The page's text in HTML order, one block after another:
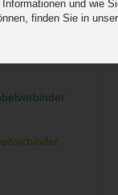
und wie
finden Sie in